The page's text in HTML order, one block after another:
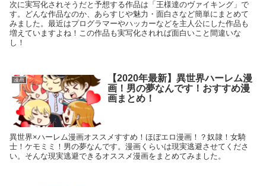
次に実写化されそうだと予想する作品は「王様達のヴァイキング」で
す。どんな作品なのか、あらすじや魅力・面白さなど簡単にまとめて
みました。最近はプログラマーやハッカーなどを主人公にした作品も
増えていますよね！この作品も実写化されれば面白いこと間違いな
し！
漫画
【2020年最新】異世界ハーレム漫
画！男の夢なんです！おすすめ漫
画まとめ！
異世界×ハーレム漫画オススメすすめ！ほぼエロ漫画！？奴隷！女騎
士！ケモミミ！男の夢なんです。漫画くらいは現実逃避させてくださ
い。そんな現実逃避できるオススメ漫画をまとめてみました。